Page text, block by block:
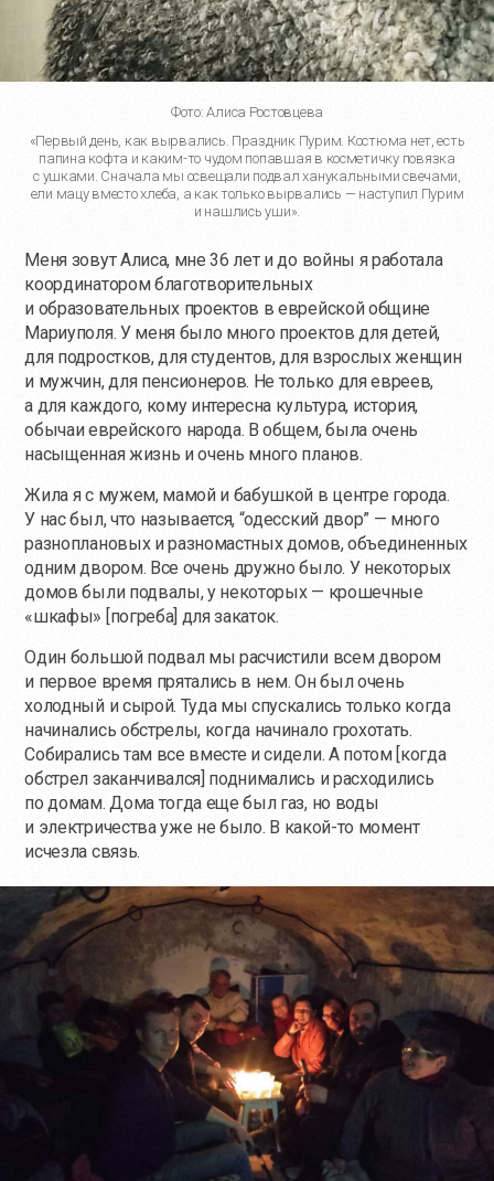
Фото: Алиса Ростовцева
«Первый день, как вырвались. Праздник Пурим. Костюма нет, есть
папина кофта и каким-то чудом попавшая в косметичку повязка
с ушками. Сначала мы освещали подвал ханукальными свечами,
ели мацу вместо хлеба, а как только вырвались — наступил Пурим
и нашлись уши».
Меня зовут Алиса, мне 36 лет и до войны я работала
координатором благотворительных
и образовательных проектов в еврейской общине
Мариуполя. У меня было много проектов для детей,
для подростков, для студентов, для взрослых женщин
и мужчин, для пенсионеров. Не только для евреев,
а для каждого, кому интересна культура, история,
обычаи еврейского народа. В общем, была очень
насыщенная жизнь и очень много планов.
Жила я с мужем, мамой и бабушкой в центре города.
У нас был, что называется, “одесский двор” — много
разноплановых и разномастных домов, объединенных
одним двором. Все очень дружно было. У некоторых
домов были подвалы, у некоторых — крошечные
«шкафы» [погреба] для закаток.
Один большой подвал мы расчистили всем двором
и первое время прятались в нем. Он был очень
холодный и сырой. Туда мы спускались только когда
начинались обстрелы, когда начинало грохотать.
Собирались там все вместе и сидели. А потом [когда
обстрел заканчивался] поднимались и расходились
по домам. Дома тогда еще был газ, но воды
и электричества уже не было. В какой-то момент
исчезла связь.